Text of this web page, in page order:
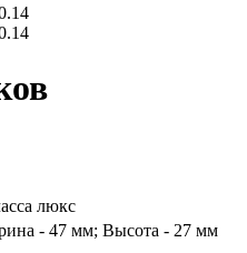
люкс
- 47 мм; Высота - 27 мм